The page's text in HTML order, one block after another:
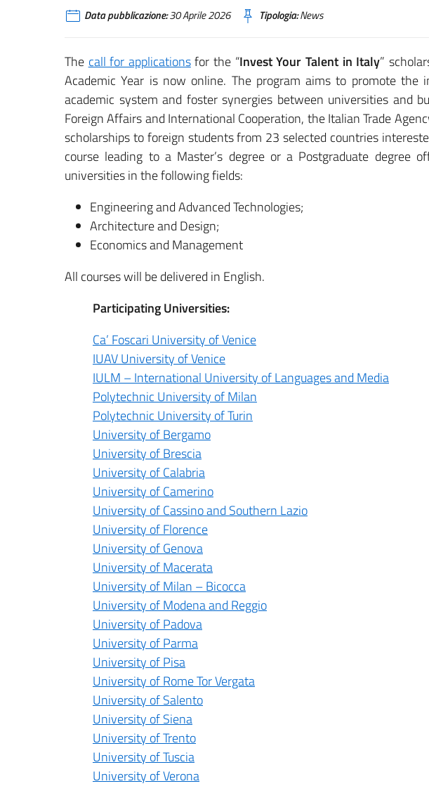
Data pubblicazione:30 Aprile 2026 Tipologia:News
The call for applicationsfor the “Invest Your Talent in Italy”
Academic Year is now online. The program aims to promote the
academic system and foster synergies between universities and
Foreign Affairs and International Cooperation, the Italian Trade
scholarships to foreign students from 23 selected countries
course leading to a Master’s degree or a Postgraduate degree
universities in the following fields:
Engineering and Advanced Technologies;
Architecture and Design;
Economics and Management
All courses will be delivered in English.
Participating Universities:
Ca’ Foscari University of Venice
IUAV University of Venice
IULM – International University of Languages and Media
Polytechnic University of Milan
Polytechnic University of Turin
University of Bergamo
University of Brescia
University of Calabria
University of Camerino
University of Cassino and Southern Lazio
University of Florence
University of Genova
University of Macerata
University of Milan – Bicocca
University of Modena and Reggio
University of Padova
University of Parma
University of Pisa
University of Rome Tor Vergata
University of Salento
University of Siena
University of Trento
University of Tuscia
University of Verona